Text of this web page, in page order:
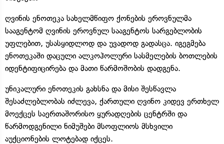
ღვინის ენოთეკა სახელმწიფო ქონების ეროვნულმა
სააგენტომ ღვინის ეროვნულ სააგენტოს სარგებლობის
უფლებით, უსასყიდლოდ და უვადოდ გადასცა. იგეგმება
ენოთეკაში დაცული ალკოჰოლური სასმელების ბოთლების
იდენტიფიცირება და მათი წარმოშობის დადგენა.
უნიკალური ენოთეკის გახსნა და მისი შესწავლა
შესაძლებლობას იძლევა, ქართული ღვინო კიდევ ერთხელ
მოექცეს საერთაშორისო ყურადღების ცენტრში და
წარმოდგენილი ნიმუშები მსოფლიოს მსხვილი
აუქციონების ლოტებად იქცეს.